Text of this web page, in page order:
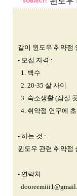
같이 윈도우 취약점
- 모집 자격 :
1. 백수
2. 20-35 살 사이
3. 숙소생활 (잠잘
4. 취약점 연구에
- 하는 것 :
윈도우 관련 취약점
- 연락처